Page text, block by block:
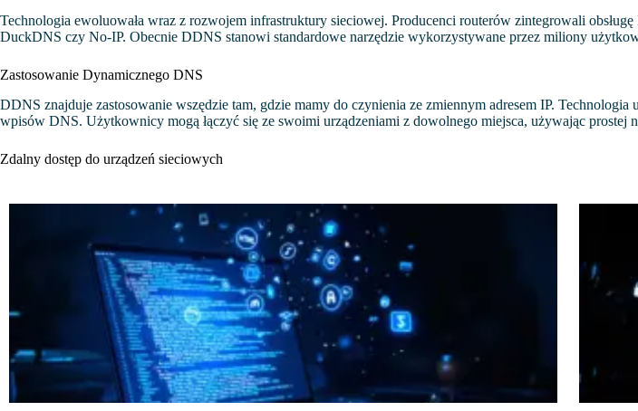
Technologia ewoluowała wraz z rozwojem infrastruktury sieciowej. Producenci routerów zintegrowali
DuckDNS czy No-IP. Obecnie DDNS stanowi standardowe narzędzie wykorzystywane przez miliony
Zastosowanie Dynamicznego DNS
DDNS znajduje zastosowanie wszędzie tam, gdzie mamy do czynienia ze zmiennym adresem IP.
wpisów DNS. Użytkownicy mogą łączyć się ze swoimi urządzeniami z dowolnego miejsca, używając prostej
Zdalny dostęp do urządzeń sieciowych